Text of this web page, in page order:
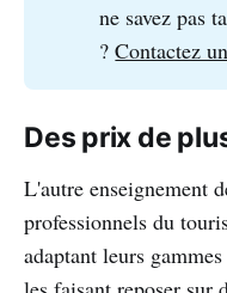
ne savez pas
?Contactez
Des prix de
L'autre enseignement
professionnels du
adaptant leurs